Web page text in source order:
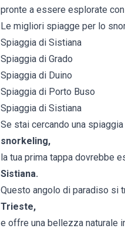
pronte a essere esplorate
Le migliori spiagge per lo
Spiaggia di Sistiana
Spiaggia di Grado
Spiaggia di Duino
Spiaggia di Porto Buso
Spiaggia di Sistiana
Se stai cercando una
snorkeling,
la tua prima tappa dovrebbe
Sistiana.
Questo angolo di paradiso si
Trieste,
e offre una bellezza naturale